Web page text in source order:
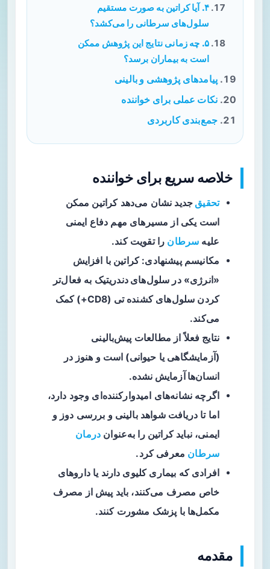
۴. آیا کراتین به صورت مستقیم
سلول‌های سرطانی را می‌کشد؟
۵. چه زمانی نتایج این پژوهش ممکن
است به بیماران برسد؟
پیامدهای پژوهشی و بالینی
نکات عملی برای خواننده
جمع‌بندی کاربردی
خلاصه سریع برای خواننده
تحقیق جدید نشان می‌دهد کراتین ممکن
است یکی از مسیرهای مهم دفاع ایمنی
علیه سرطان را تقویت کند.
مکانیسم پیشنهادی: کراتین با افزایش
«انرژی» در سلول‌های دندریتیک به فعال‌تر
کردن سلول‌های کشنده تی (CD8+) کمک
می‌کند.
نتایج فعلاً از مطالعات پیش‌بالینی
(آزمایشگاهی یا حیوانی) است و هنوز در
انسان‌ها آزمایش نشده.
اگرچه نشانه‌های امیدوارکننده‌ای وجود دارد،
اما تا دریافت شواهد بالینی و بررسی دوز و
ایمنی، نباید کراتین را به‌عنوان درمان
سرطان معرفی کرد.
افرادی که بیماری کلیوی دارند یا داروهای
خاص مصرف می‌کنند، باید پیش از مصرف
مکمل‌ها با پزشک مشورت کنند.
مقدمه